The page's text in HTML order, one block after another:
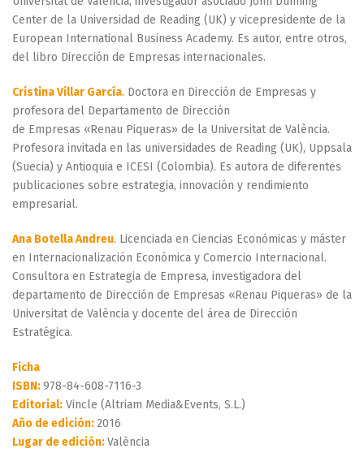
Center de la Universidad de Reading (UK) y vicepresidente de la
European International Business Academy. Es autor, entre otros,
del libro Dirección de Empresas internacionales.
Cristina Villar García. Doctora en Dirección de Empresas y
profesora del Departamento de Dirección
de Empresas «Renau Piqueras» de la Universitat de València.
Profesora invitada en las universidades de Reading (UK), Uppsala
(Suecia) y Antioquia e ICESI (Colombia). Es autora de diferentes
publicaciones sobre estrategia, innovación y rendimiento
empresarial.
Ana Botella Andreu. Licenciada en Ciencias Económicas y máster
en Internacionalización Económica y Comercio Internacional.
Consultora en Estrategia de Empresa, investigadora del
departamento de Dirección de Empresas «Renau Piqueras» de la
Universitat de València y docente del área de Dirección
Estratégica.
Ficha
ISBN:978-84-608-7116-3
Editorial: Vincle (Altriam Media&Events, S.L.)
Año de edición:2016
Lugar de edición:València